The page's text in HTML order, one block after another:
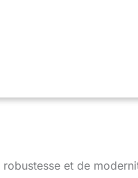
et de